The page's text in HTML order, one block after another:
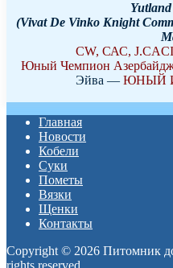
(Vivat De Vinko Knight
CW, САС,
Юный Чемпион
Эйва — ЮНЫЙ
Главная
Новости
Кобели
Суки
Пометы
Вязки
Щенки
Контакты
Copyright © 2026 Питомник
rights reserved.